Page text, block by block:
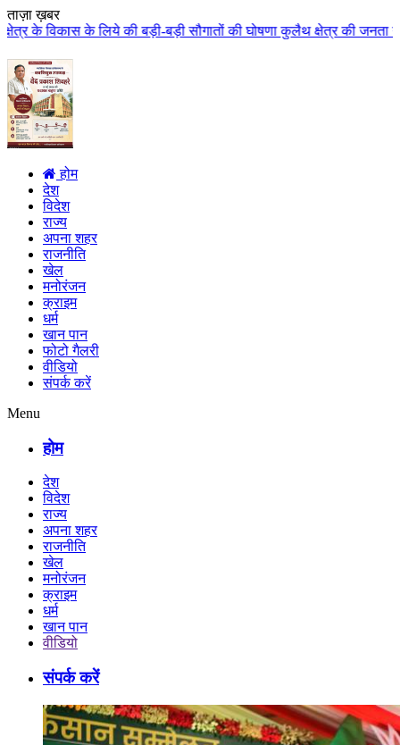
ताज़ा ख़बर
बड़ी सौगातों की घोषणा कुलैथ क्षेत्र की जनता ने मुख्यमंत्री डॉ. यादव
होम
देश
विदेश
राज्य
अपना शहर
राजनीति
खेल
मनोरंजन
क्राइम
धर्म
खान पान
फोटो गैलरी
वीडियो
संपर्क करें
Menu
होम
देश
विदेश
राज्य
अपना शहर
राजनीति
खेल
मनोरंजन
क्राइम
धर्म
खान पान
वीडियो
संपर्क करें